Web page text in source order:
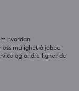
hvordan
oss mulighet å jobbe
og andre lignende